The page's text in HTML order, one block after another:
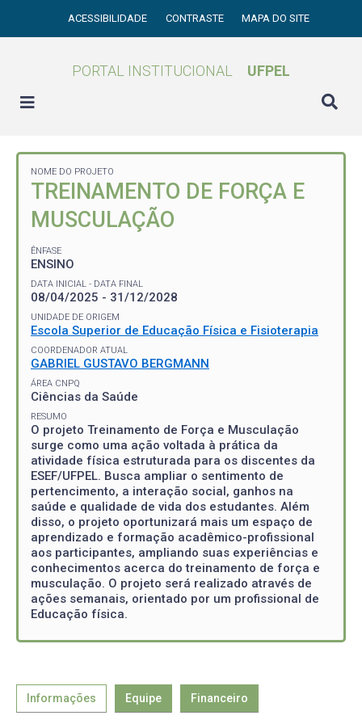
ACESSIBILIDADE CONTRASTE MAPA DO SITE
PORTAL INSTITUCIONAL UFPEL
NOME DO PROJETO
TREINAMENTO DE FORÇA E
MUSCULAÇÃO
ÊNFASE
ENSINO
DATA INICIAL - DATA FINAL
08/04/2025 - 31/12/2028
UNIDADE DE ORIGEM
Escola Superior de Educação Física e Fisioterapia
COORDENADOR ATUAL
GABRIEL GUSTAVO BERGMANN
ÁREA CNPQ
Ciências da Saúde
RESUMO
O projeto Treinamento de Força e Musculação
surge como uma ação voltada à prática da
atividade física estruturada para os discentes da
ESEF/UFPEL. Busca ampliar o sentimento de
pertencimento, a interação social, ganhos na
saúde e qualidade de vida dos estudantes. Além
disso, o projeto oportunizará mais um espaço de
aprendizado e formação acadêmico-profissional
aos participantes, ampliando suas experiências e
conhecimentos acerca do treinamento de força e
musculação. O projeto será realizado através de
ações semanais, orientado por um profissional de
Educação física.
Informações Equipe Financeiro